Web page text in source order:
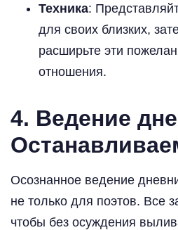
Техника:
для своих близких,
расширьте эти
отношения.
4. Ведение
Осознанное ведение
не только для поэтов. Все
чтобы без осуждения